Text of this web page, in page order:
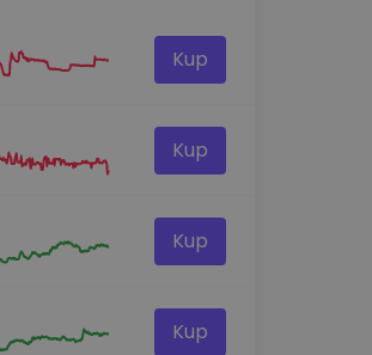
Kup
Kup
Kup
Kup